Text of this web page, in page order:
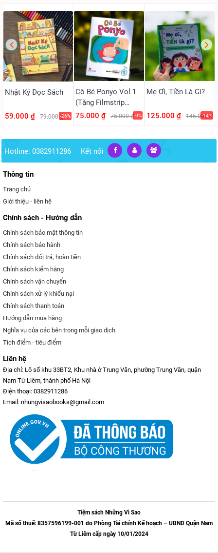
Nhật Ký Đọc Sách
59.000 ₫ 79.000 ₫-26%
Cô Bé Ponyo Vol 1
(Tặng Filmstrip
PVC)
75.000 ₫ 75.000 ₫-0%
Mẹ Ơi, Tiền Là Gì?
125.000 ₫ 145.000 ₫
-14%
Hotline: 0382911286 Kết nối
Thông tin
Trang chủ
Giới thiệu - liên hệ
Chính sách - Hướng dẫn
Chính sách bảo mật thông tin
Chính sách bảo hành
Chính sách đổi trả, hoàn tiền
Chính sách kiểm hàng
Chính sách vận chuyển
Chính sách xử lý khiếu nại
Chính sách thanh toán
Hướng dẫn mua hàng
Nghĩa vụ của các bên trong mỗi giao dịch
Tích điểm - tiêu điểm
Liên hệ
Địa chỉ: Lô số khu 33BT2, Khu nhà ở Trung Văn, phường Trung Văn, quận
Nam Từ Liêm, thành phố Hà Nội
Điện thoại: 0382911286
Email: nhungvisaobooks@gmail.com
Tiệm sách Những Vì Sao
Mã số thuế: 8357596199-001 do Phòng Tài chính Kế hoạch – UBND Quận Nam
Từ Liêm cấp ngày 10/01/2024